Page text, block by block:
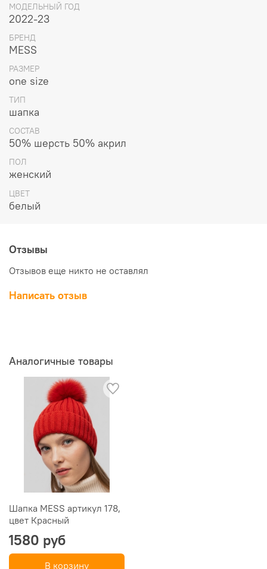
МОДЕЛЬНЫЙ ГОД
2022-23
БРЕНД
MESS
РАЗМЕР
one size
ТИП
шапка
СОСТАВ
50% шерсть 50% акрил
ПОЛ
женский
ЦВЕТ
белый
Отзывы
Отзывов еще никто не оставлял
Написать отзыв
Аналогичные товары
Шапка MESS артикул 178,
цвет Красный
1580 руб
В корзину